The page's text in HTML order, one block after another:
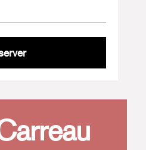
D’après Marcel d’Oxmo